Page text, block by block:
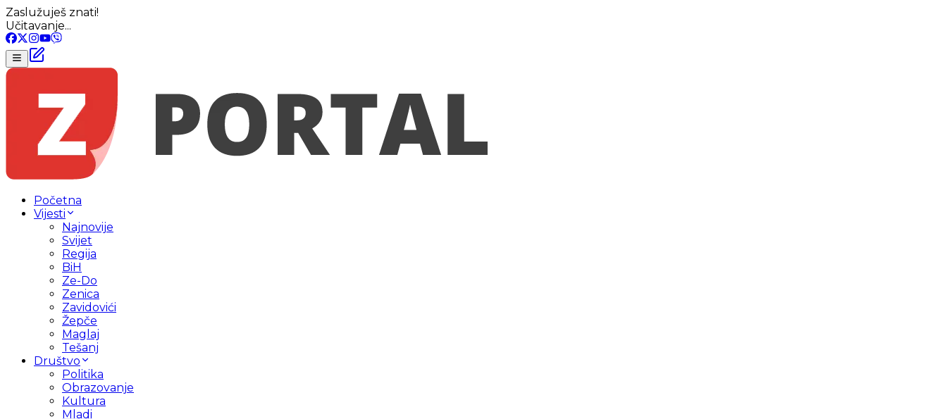
Zaslužuješ znati!
Učitavanje...
Početna
Vijesti
Najnovije
Svijet
Regija
BiH
Ze-Do
Zenica
Zavidovići
Žepče
Maglaj
Tešanj
Društvo
Politika
Obrazovanje
Kultura
Mladi